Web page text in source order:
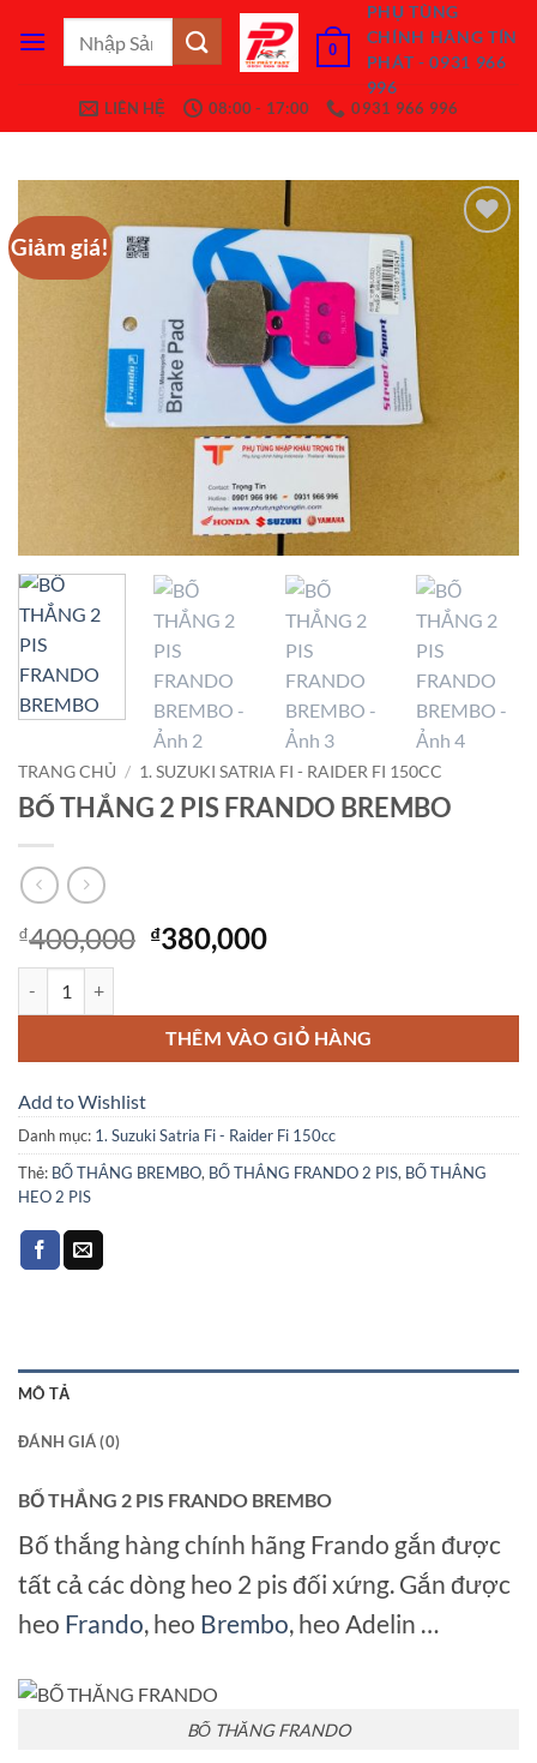
qua
0
PHỤ TÙNG
CHÍNH HÃNG TÍN
PHÁT - 0931 966
996
LIÊN HỆ
08:00 - 17:00 0931 966 996
Giảm giá!
TRANG CHỦ / 1. SUZUKI SATRIA FI - RAIDER FI 150CC
BỐ THẮNG 2 PIS FRANDO BREMBO
₫400,000 Giá
₫400,000.
₫380,000Giá
là:
₫380,000.
THÊM VÀO GIỎ HÀNG
Add to Wishlist
Danh mục: 1. Suzuki Satria Fi - Raider Fi 150cc
Thẻ: BỐ THẮNG BREMBO, BỐ THẮNG FRANDO 2 PIS, BỐ THẮNG
HEO 2 PIS
MÔ TẢ
ĐÁNH GIÁ (0)
BỐ THẮNG 2 PIS FRANDO BREMBO
Bố thắng hàng chính hãng Frando gắn được
tất cả các dòng heo 2 pis đối xứng. Gắn được
heo Frando, heo Brembo, heo Adelin …
BỐ THĂNG FRANDO